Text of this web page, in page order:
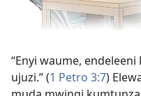
“Enyi waume,
ujuzi.” (1 Petro 3:7)